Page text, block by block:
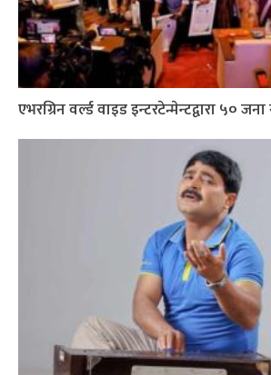
एभरग्रिन वर्ल्ड वाइड इन्टरटेन्मेन्टद्वारा ५०